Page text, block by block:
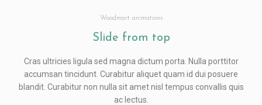
Woodmart animations
Slide from top
Cras ultricies ligula sed magna dictum porta. Nulla porttitor
accumsan tincidunt. Curabitur aliquet quam id dui posuere
blandit. Curabitur non nulla sit amet nisl tempus convallis quis
ac lectus.